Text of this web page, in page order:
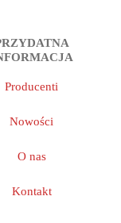
Producenti
Nowości
O nas
Kontakt